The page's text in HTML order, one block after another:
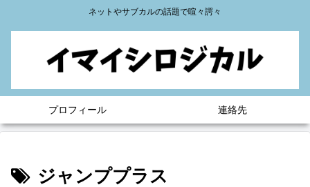
ネットやサブカルの話題で喧々諤々
プロフィール 連絡先
ジャンププラス